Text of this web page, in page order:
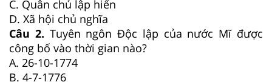
C. Quân chủ lập hiến
D. Xã hội chủ nghĩa
Câu 2. Tuyên ngôn Độc lập của nước Mĩ được
công bố vào thời gian nào?
A. 26-10-1774
B. 4-7-1776